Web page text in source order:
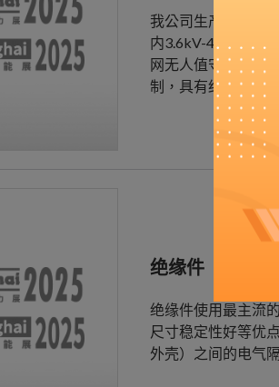
我公司生产户内高
内3.6kV-40.5kV三
网无人值守和远程
制，具有结构简单
绝缘件
绝缘件使用最主流
尺寸稳定性好等优
外壳）之间的电气